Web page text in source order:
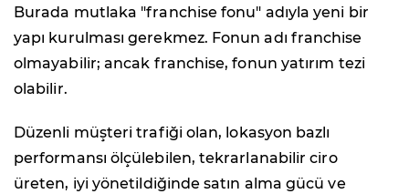
Burada mutlaka "franchise fonu" adıyla yeni bir
yapı kurulması gerekmez. Fonun adı franchise
olmayabilir; ancak franchise, fonun yatırım tezi
olabilir.
Düzenli müşteri trafiği olan, lokasyon bazlı
performansı ölçülebilen, tekrarlanabilir ciro
üreten, iyi yönetildiğinde satın alma gücü ve